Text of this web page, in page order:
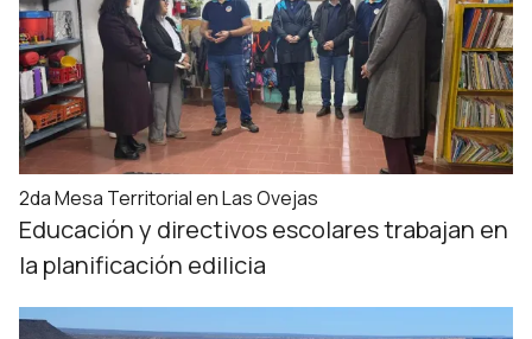
2da Mesa Territorial en Las Ovejas
Educación y directivos escolares trabajan en
la planificación edilicia